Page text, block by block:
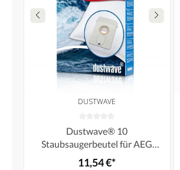
DUSTWAVE
Dustwave® 10
Staubsaugerbeutel für AEG
Vampyr 7301 Electronic -
11,54 €*